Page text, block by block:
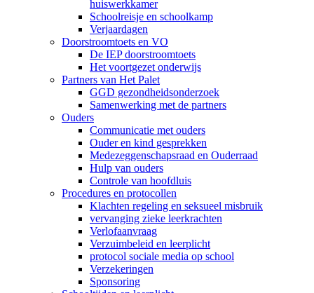
huiswerkkamer
Schoolreisje en schoolkamp
Verjaardagen
Doorstroomtoets en VO
De IEP doorstroomtoets
Het voortgezet onderwijs
Partners van Het Palet
GGD gezondheidsonderzoek
Samenwerking met de partners
Ouders
Communicatie met ouders
Ouder en kind gesprekken
Medezeggenschapsraad en Ouderraad
Hulp van ouders
Controle van hoofdluis
Procedures en protocollen
Klachten regeling en seksueel misbruik
vervanging zieke leerkrachten
Verlofaanvraag
Verzuimbeleid en leerplicht
protocol sociale media op school
Verzekeringen
Sponsoring